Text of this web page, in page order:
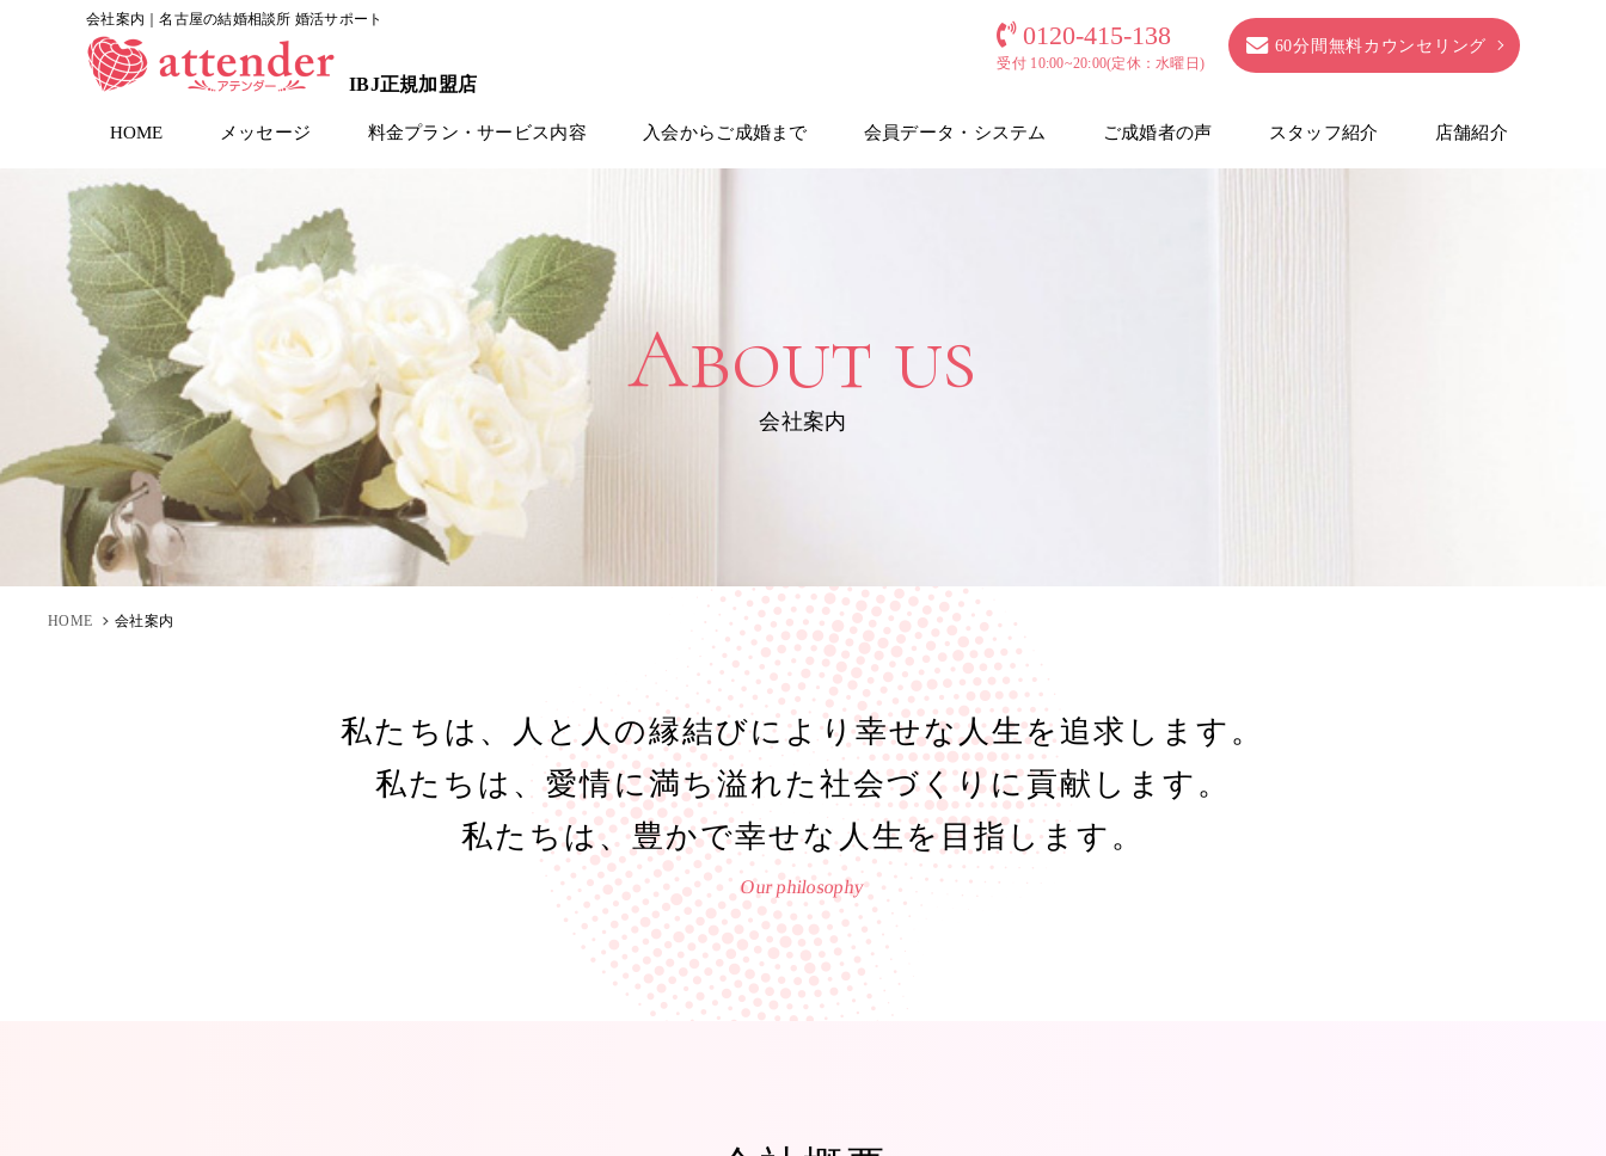
会社案内｜名古屋の結婚相談所 婚活サポート
IBJ正規加盟店
0120-415-138
受付 10:00~20:00(定休：水曜日)
60分間無料カウンセリング
HOME メッセージ 料金プラン・サービス内容 入会からご成婚まで 会員データ・システム ご成婚者の声 スタッフ紹介 店舗紹介
About us
会社案内
HOME 会社案内
私たちは、人と人の縁結びにより幸せな人生を追求します。
私たちは、愛情に満ち溢れた社会づくりに貢献します。
私たちは、豊かで幸せな人生を目指します。
Our philosophy